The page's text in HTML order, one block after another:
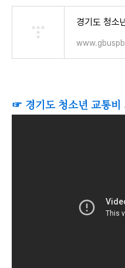
경기도 청소
☞ 경기도 청소년 교통